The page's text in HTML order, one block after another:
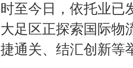
时至今日，依托业已
大足区正探索国际物
捷通关、结汇创新